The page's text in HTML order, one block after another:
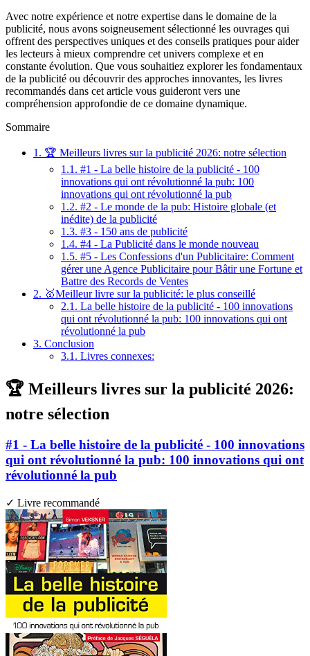
Avec notre expérience et notre expertise dans le domaine de la
publicité, nous avons soigneusement sélectionné les ouvrages qui
offrent des perspectives uniques et des conseils pratiques pour aider
les lecteurs à mieux comprendre cet univers complexe et en
constante évolution. Que vous souhaitiez explorer les fondamentaux
de la publicité ou découvrir des approches innovantes, les livres
recommandés dans cet article vous guideront vers une
compréhension approfondie de ce domaine dynamique.
Sommaire
1. 🏆 Meilleurs livres sur la publicité 2026: notre sélection
1.1. #1 - La belle histoire de la publicité - 100
innovations qui ont révolutionné la pub: 100
innovations qui ont révolutionné la pub
1.2. #2 - Le monde de la pub: Histoire globale (et
inédite) de la publicité
1.3. #3 - 150 ans de publicité
1.4. #4 - La Publicité dans le monde nouveau
1.5. #5 - Les Confessions d'un Publicitaire: Comment
gérer une Agence Publicitaire pour Bâtir une Fortune et
Battre des Records de Ventes
2. 🥇Meilleur livre sur la publicité: le plus conseillé
2.1. La belle histoire de la publicité - 100 innovations
qui ont révolutionné la pub: 100 innovations qui ont
révolutionné la pub
3. Conclusion
3.1. Livres connexes:
🏆 Meilleurs livres sur la publicité 2026:
notre sélection
#1 - La belle histoire de la publicité - 100 innovations
qui ont révolutionné la pub: 100 innovations qui ont
révolutionné la pub
✓ Livre recommandé